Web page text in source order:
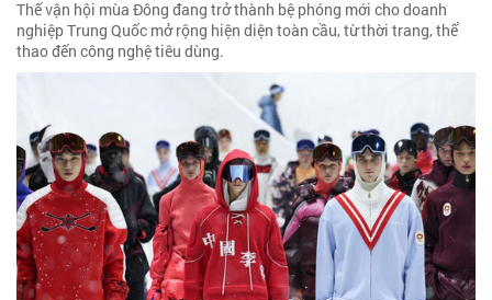
Thế vận hội mùa Đông đang trở thành bệ phóng mới cho doanh
nghiệp Trung Quốc mở rộng hiện diện toàn cầu, từ thời trang, thể
thao đến công nghệ tiêu dùng.